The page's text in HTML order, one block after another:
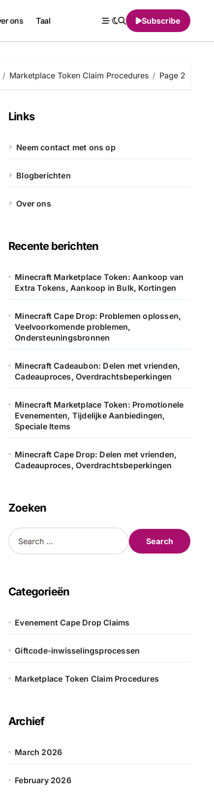
ons Taal Subscribe
Marketplace Token Claim Procedures Page 2
Links
Neem contact met ons op
Blogberichten
Over ons
Recente berichten
Minecraft Marketplace Token: Aankoop van
Extra Tokens, Aankoop in Bulk, Kortingen
Minecraft Cape Drop: Problemen oplossen,
Veelvoorkomende problemen,
Ondersteuningsbronnen
Minecraft Cadeaubon: Delen met vrienden,
Cadeauproces, Overdrachtsbeperkingen
Minecraft Marketplace Token: Promotionele
Evenementen, Tijdelijke Aanbiedingen,
Speciale Items
Minecraft Cape Drop: Delen met vrienden,
Cadeauproces, Overdrachtsbeperkingen
Zoeken
S
e
h
f
r
Categorieën
Evenement Cape Drop Claims
Giftcode-inwisselingsprocessen
Marketplace Token Claim Procedures
Archief
March 2026
February 2026